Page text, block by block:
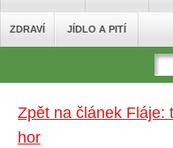
ZDRAVÍ JÍDLO A PITÍ
Zpět na článek Fláje:
hor